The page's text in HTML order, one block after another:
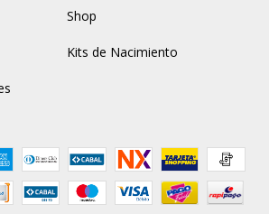
Shop
Kits de Nacimiento